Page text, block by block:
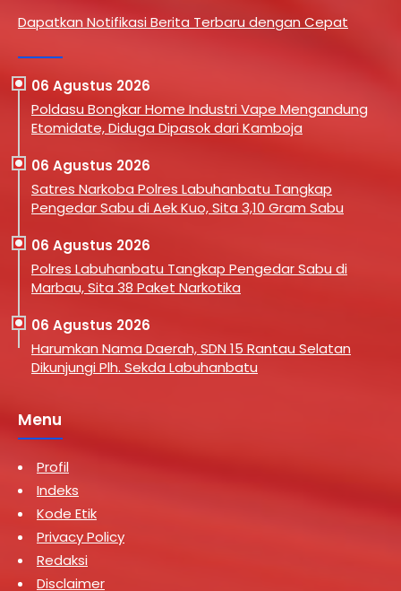
Dapatkan Notifikasi Berita Terbaru dengan Cepat
06 Agustus 2026
Poldasu Bongkar Home Industri Vape Mengandung
Etomidate, Diduga Dipasok dari Kamboja
06 Agustus 2026
Satres Narkoba Polres Labuhanbatu Tangkap
Pengedar Sabu di Aek Kuo, Sita 3,10 Gram Sabu
06 Agustus 2026
Polres Labuhanbatu Tangkap Pengedar Sabu di
Marbau, Sita 38 Paket Narkotika
06 Agustus 2026
Harumkan Nama Daerah, SDN 15 Rantau Selatan
Dikunjungi Plh. Sekda Labuhanbatu
Menu
Profil
Indeks
Kode Etik
Privacy Policy
Redaksi
Disclaimer